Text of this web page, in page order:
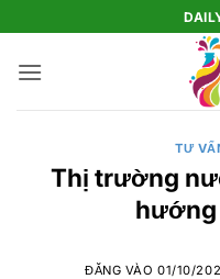
qua
nội
TƯ
Thị trường
hướng
ĐĂNG VÀO01/10/